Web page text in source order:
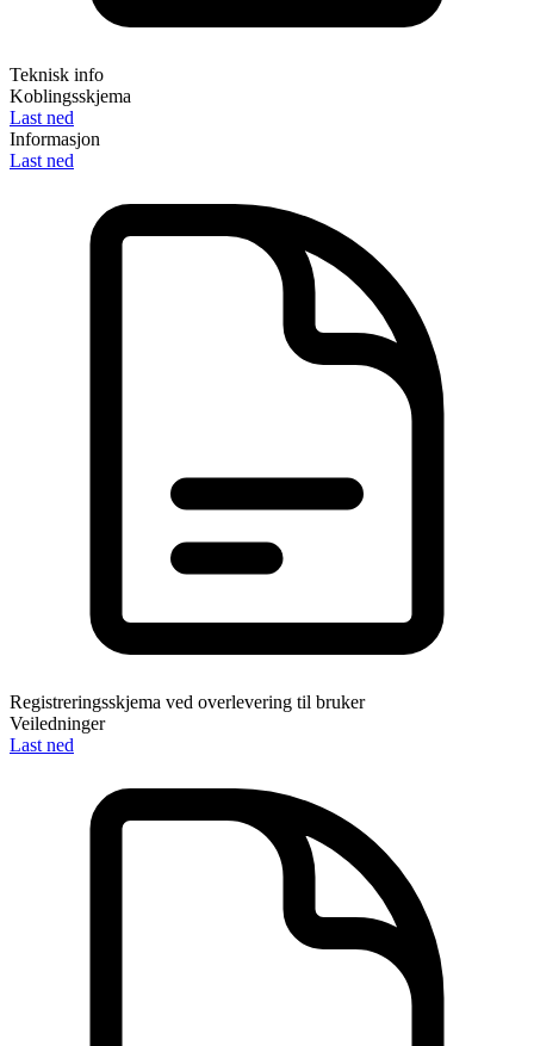
Teknisk info
Koblingsskjema
Last ned
Informasjon
Last ned
Registreringsskjema ved overlevering til bruker
Veiledninger
Last ned